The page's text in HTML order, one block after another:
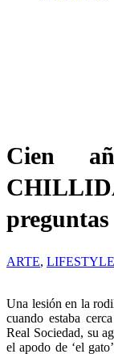
Cien
ARTE, LIFESTYLE
Una lesión en la
cuando estaba
Real Sociedad, su
el apodo de ‘el